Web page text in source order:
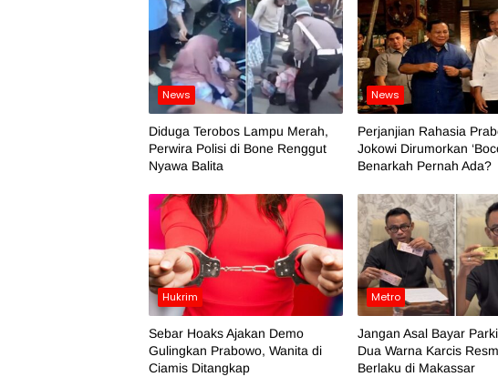
News
Diduga Terobos Lampu Merah,
Perwira Polisi di Bone Renggut
Nyawa Balita
News
Perjanjian Rahasia
Jokowi Dirumorkan
Benarkah Pernah Ada?
Hukrim
Sebar Hoaks Ajakan Demo
Gulingkan Prabowo, Wanita di
Ciamis Ditangkap
Metro
Jangan Asal Bayar
Dua Warna Karcis
Berlaku di Makassar